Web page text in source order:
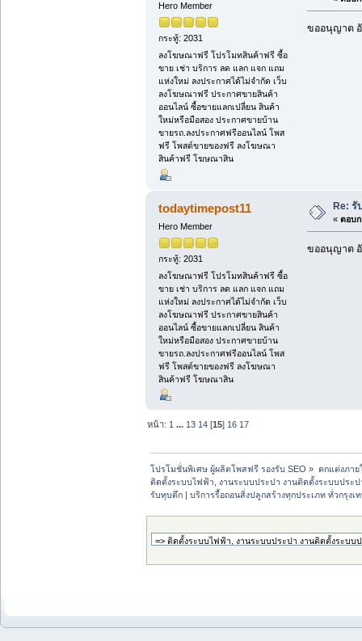
Hero Member
กระทู้: 2031
ลงโฆษณาฟรี โปรโมทสินค้าฟรี ซื้อ
ขาย เช่า บริการ ลด แลก แจก แถม
แห่งใหม่ ลงประกาศได้ไม่จำกัด เว็บ
ลงโฆษณาฟรี ประกาศขายสินค้า
ออนไลน์ ซื้อขายแลกเปลี่ยน สินค้า
ใหม่หรือมือสอง ประกาศขายบ้าน
ขายรถ.ลงประกาศฟรีออนไลน์ โพส
ฟรี โพสต์ขายของฟรี ลงโฆษณา
สินค้าฟรี โฆษณาสิน
ขออนุญาต
todaytimepost11
Hero Member
กระทู้: 2031
ลงโฆษณาฟรี โปรโมทสินค้าฟรี ซื้อ
ขาย เช่า บริการ ลด แลก แจก แถม
แห่งใหม่ ลงประกาศได้ไม่จำกัด เว็บ
ลงโฆษณาฟรี ประกาศขายสินค้า
ออนไลน์ ซื้อขายแลกเปลี่ยน สินค้า
ใหม่หรือมือสอง ประกาศขายบ้าน
ขายรถ.ลงประกาศฟรีออนไลน์ โพส
ฟรี โพสต์ขายของฟรี ลงโฆษณา
สินค้าฟรี โฆษณาสิน
Re: รั
« ตอบก
ขออนุญาต
หน้า: 1 ... 13 14 [15] 16 17
โปรโมชั่นพิเศษ ผู้ผลิตโพสฟรี รองรับ SEO » ตกแต่งภาย
ติดตั้งระบบไฟฟ้า, งานระบบประปา งานติดตั้งระบบประ
รับทุบตึก | บริการรื้อถอนสิ่งปลูกสร้างทุกประเภท ทั่วกรุง